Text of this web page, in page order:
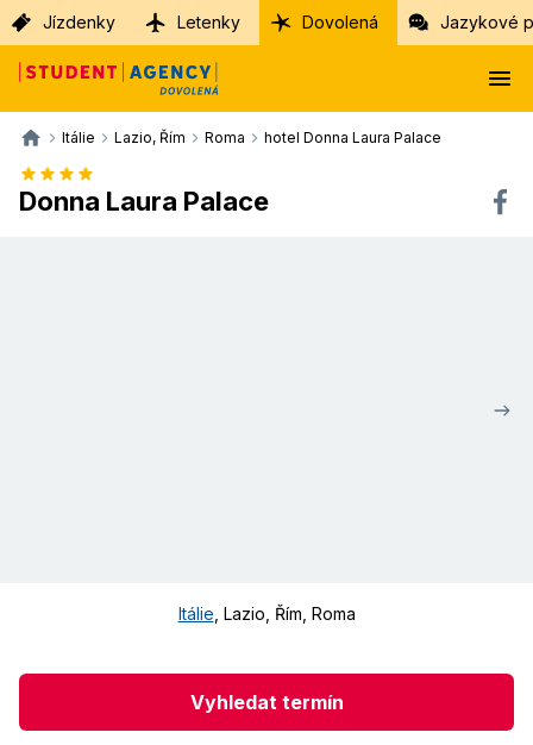
Jízdenky Letenky Dovolená Jazykové
Itálie Lazio, Řím Roma hotel Donna Laura Palace
Donna Laura Palace
Itálie Lazio, Řím Roma
Vyhledat termín